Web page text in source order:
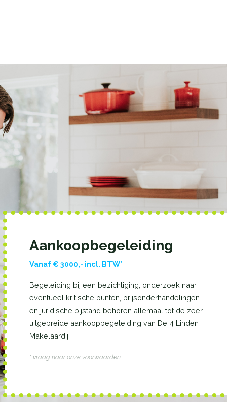
Aankoopbegeleiding
Vanaf € 3000,- incl. BTW*
Begeleiding bij een bezichtiging, onderzoek naar
eventueel kritische punten, prijsonderhandelingen
en juridische bijstand behoren allemaal tot de zeer
uitgebreide aankoopbegeleiding van De 4 Linden
Makelaardij.
* vraag naar onze voorwaarden